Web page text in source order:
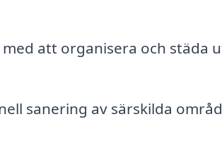
med att organisera och städa
sanering av särskilda